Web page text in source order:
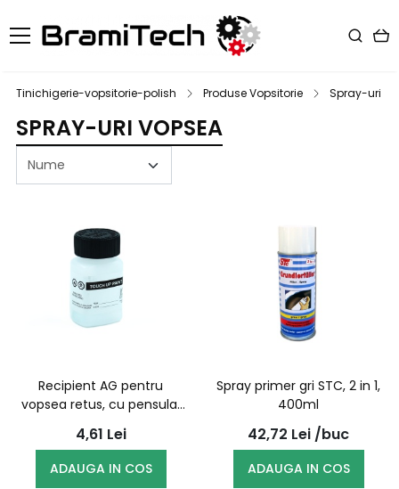
Tinichigerie-vopsitorie-polish Produse Vopsitorie Spray-uri
SPRAY-URI VOPSEA
Recipient AG pentru
vopsea retus, cu pensula,
4,61 Lei
ADAUGA IN COS
Spray primer gri STC, 2 in 1,
400ml
42,72 Lei /buc
ADAUGA IN COS